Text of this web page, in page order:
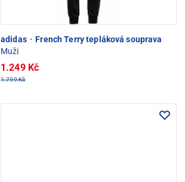
adidas · French Terry tepláková souprava
Muži
1.249 Kč
1.799 Kč